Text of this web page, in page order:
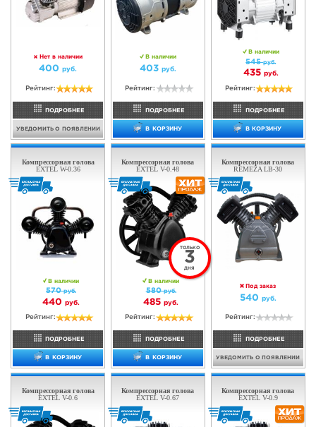
ТОЛЬКО
3
ДНЯ
330
280
Рейтинг:
ПОДРОБНЕЕ
В КОРЗИНУ
Под заказ
291руб.
Рейтинг:
ПОДРОБНЕЕ
УВЕДОМИТЬ О ПОЯВЛЕНИИ
Компрессор EXTEL
JB-CEBM (WR)
Компрессорная голова
EXTEL Z-2065
3
ДНЯ